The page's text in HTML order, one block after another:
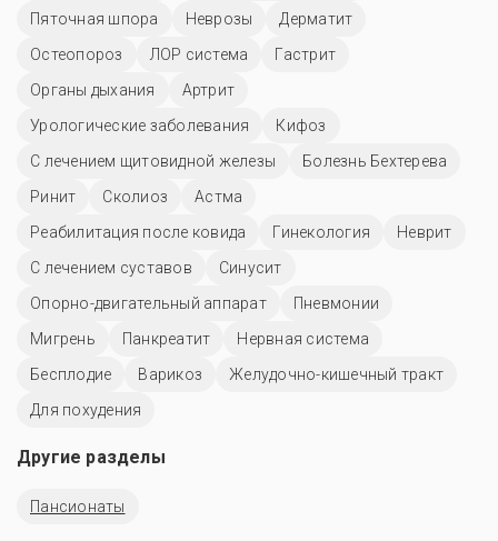
Пяточная шпора
Неврозы
Дерматит
Остеопороз
ЛОР система
Гастрит
Органы дыхания
Артрит
Урологические заболевания
Кифоз
С лечением щитовидной железы
Болезнь Бехтерева
Ринит
Сколиоз
Астма
Реабилитация после ковида
Гинекология
Неврит
С лечением суставов
Синусит
Опорно-двигательный аппарат
Пневмонии
Мигрень
Панкреатит
Нервная система
Бесплодие
Варикоз
Желудочно-кишечный тракт
Для похудения
Другие разделы
Пансионаты